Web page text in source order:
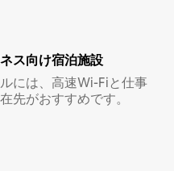
ス⁠向⁠け宿⁠泊⁠施⁠設
には、高速Wi-Fiと仕事
先がおすすめです。